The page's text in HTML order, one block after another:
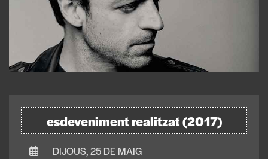
esdeveniment realitzat (2017)
DIJOUS, 25 DE MAIG